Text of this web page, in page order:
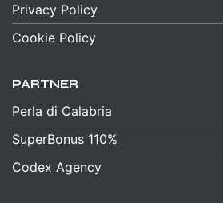
Privacy Policy
Cookie Policy
PARTNER
Perla di Calabria
SuperBonus 110%
Codex Agency